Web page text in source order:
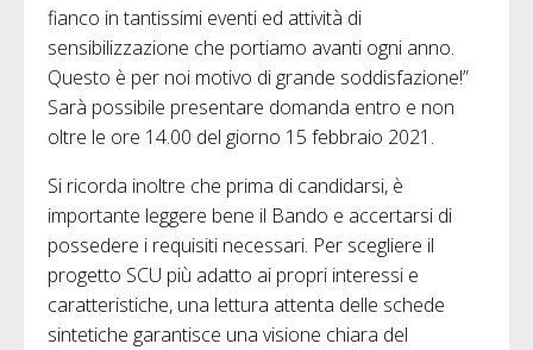
fianco in tantissimi eventi ed attività di
sensibilizzazione che portiamo avanti ogni anno.
Questo è per noi motivo di grande soddisfazione!”
Sarà possibile presentare domanda entro e non
oltre le ore 14.00 del giorno 15 febbraio 2021.
Si ricorda inoltre che prima di candidarsi, è
importante leggere bene il Bando e accertarsi di
possedere i requisiti necessari. Per scegliere il
progetto SCU più adatto ai propri interessi e
caratteristiche, una lettura attenta delle schede
sintetiche garantisce una visione chiara del